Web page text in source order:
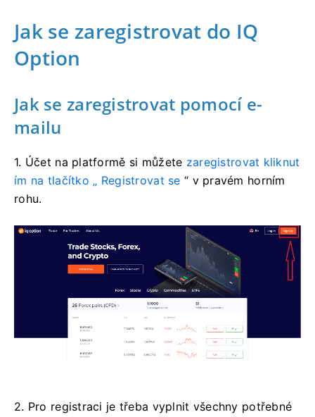
Jak se zaregistrovat do IQ
Option
Jak se zaregistrovat pomocí e-
mailu
1. Účet na platformě si můžete zaregistrovat kliknut
ím na tlačítko „ Registrovat se “ v pravém horním
rohu.
2. Pro registraci je třeba vyplnit všechny potřebné